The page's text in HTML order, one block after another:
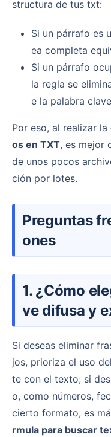
structura de tus txt:
Si un párrafo es
ea completa
Si un párrafo
la regla se
e la palabra
Por eso, al realizar la
os en TXT, es mejor
de unos pocos
ción por lotes.
Preguntas frecuentes o precauci
ones
1. ¿Cómo elegir entre palabra cla
ve difusa y
Si deseas eliminar frases fijas o grupos de palabras fi
jos, prioriza el uso
te con el texto; si
o, como números,
cierto formato, es
rmula para buscar